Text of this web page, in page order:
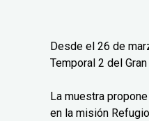
Desde el 26 de
Temporal 2 del
La muestra
en la misión